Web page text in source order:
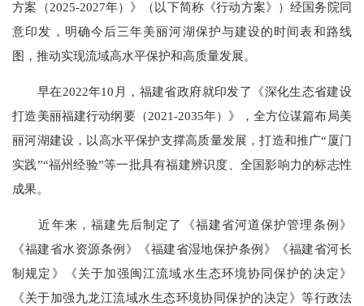
方案（2025-2027年）》（以下简称《行动方案》）经国务院同
意印发，明确今后三年美丽河湖保护与建设的时间表和路线
图，推动实现流域高水平保护和高质量发展。
早在2022年10月，福建省政府就印发了《深化生态省建设
打造美丽福建行动纲要（2021-2035年）》，全方位谋篇布局美
丽河湖建设，以高水平保护支撑高质量发展，打造和推广“厦门
实践”“福州经验”等一批具有福建辨识度、全国影响力的标志性
成果。
近年来，福建先后制定了《福建省河道保护管理条例》
《福建省水资源条例》《福建省湿地保护条例》《福建省河长
制规定》《关于加强闽江流域水生态环境协同保护的决定》
《关于加强九龙江流域水生态环境协同保护的决定》等行政法